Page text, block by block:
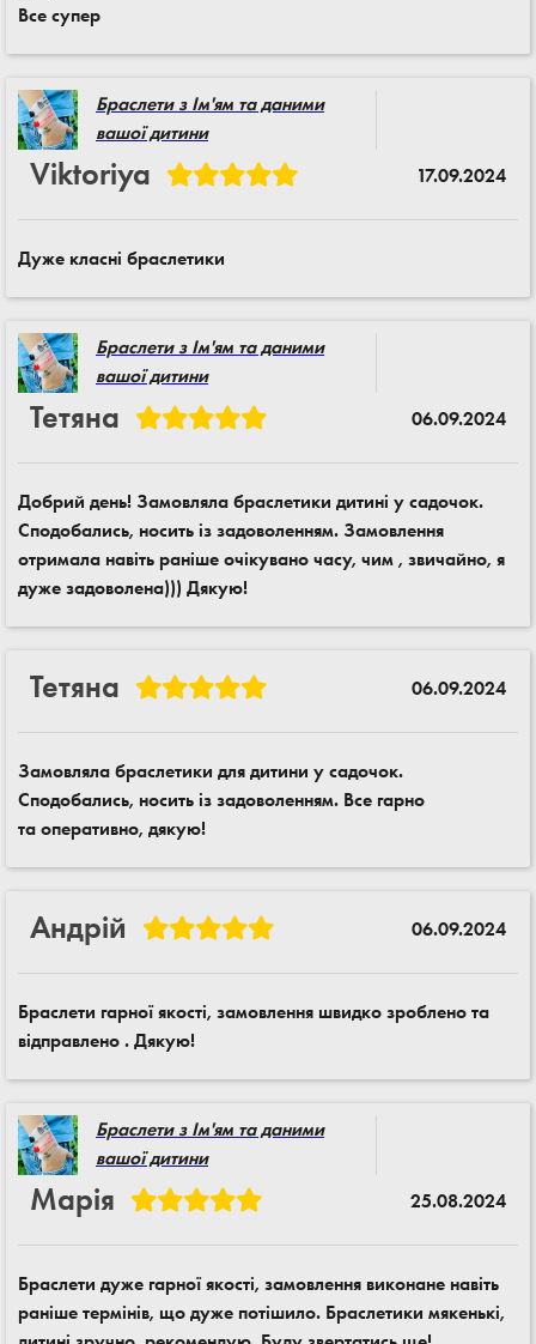
Все супер
Браслети з Ім'ям та даними
вашої дитини
Viktoriya 17.09.2024
Дуже класні браслетики
Браслети з Ім'ям та даними
вашої дитини
Тетяна 06.09.2024
Добрий день! Замовляла браслетики дитині у садочок.
Сподобались, носить із задоволенням. Замовлення
отримала навіть раніше очікувано часу, чим , звичайно, я
дуже задоволена))) Дякую!
Тетяна 06.09.2024
Замовляла браслетики для дитини у садочок.
Сподобались, носить із задоволенням. Все гарно
та оперативно, дякую!
Андрій 06.09.2024
Браслети гарної якості, замовлення швидко зроблено та
відправлено . Дякую!
Браслети з Ім'ям та даними
вашої дитини
Марія 25.08.2024
Браслети дуже гарної якості, замовлення виконане навіть
раніше термінів, що дуже потішило. Браслетики мякенькі,